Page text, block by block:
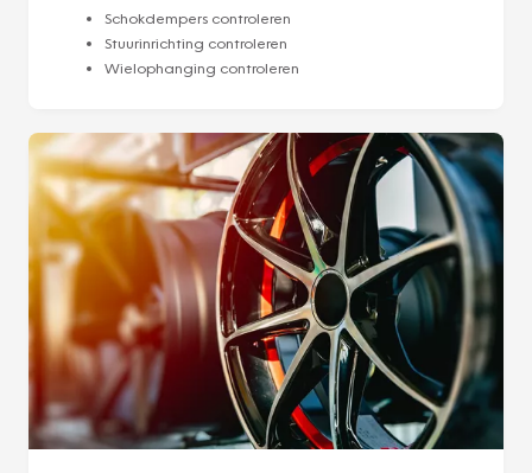
Schokdempers controleren
Stuurinrichting controleren
Wielophanging controleren